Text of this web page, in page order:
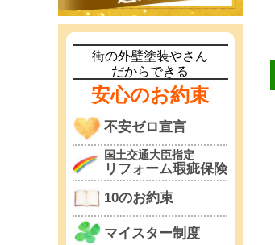
街の外壁塗装やさん
だからできる
安心のお約束
不安ゼロ宣言
国土交通大臣指定
リフォーム瑕疵保険
10のお約束
マイスター制度